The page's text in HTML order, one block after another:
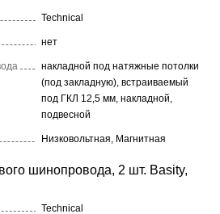
Technical
нет
накладной под натяжные потолки
(под закладную), встраиваемый
под ГКЛ 12,5 мм, накладной,
подвесной
Низковольтная, Магнитная
шинопровода, 2 шт. Basity,
Technical